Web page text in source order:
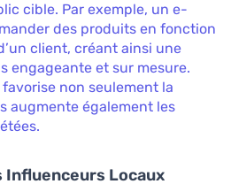
cible. Par exemple, un e-
des produits en fonction
client, créant ainsi une
engageante et sur mesure.
non seulement la
augmente également les
Influenceurs Locaux